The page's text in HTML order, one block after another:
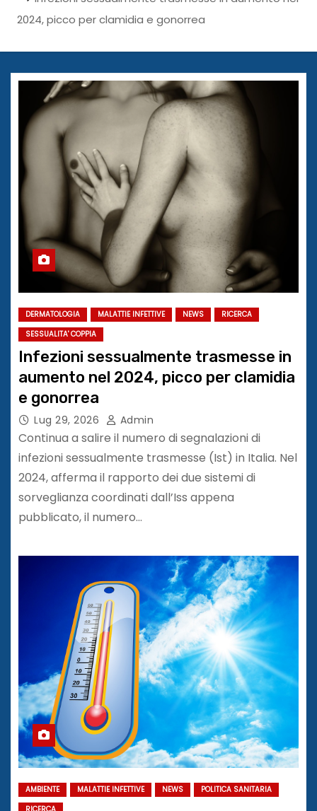
2024, picco per clamidia e gonorrea
DERMATOLOGIA MALATTIE INFETTIVE NEWS
RICERCA
SESSUALITA' COPPIA
Infezioni sessualmente trasmesse in
aumento nel 2024, picco per clamidia
e gonorrea
Lug 29, 2026 Admin
Continua a salire il numero di segnalazioni di
infezioni sessualmente trasmesse (Ist) in Italia. Nel
2024, afferma il rapporto dei due sistemi di
sorveglianza coordinati dall’Iss appena
pubblicato, il numero…
AMBIENTE MALATTIE INFETTIVE NEWS
POLITICA SANITARIA